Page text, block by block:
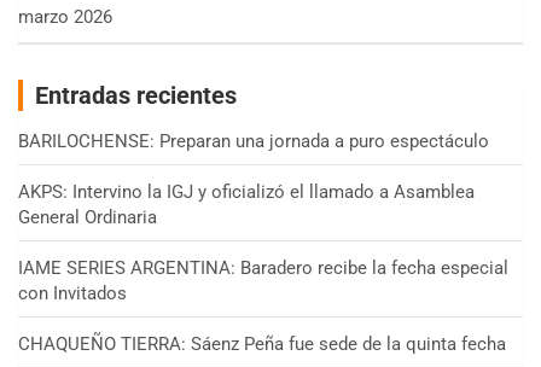
marzo 2026
Entradas recientes
BARILOCHENSE: Preparan una jornada a puro espectáculo
AKPS: Intervino la IGJ y oficializó el llamado a Asamblea
General Ordinaria
IAME SERIES ARGENTINA: Baradero recibe la fecha especial
con Invitados
CHAQUEÑO TIERRA: Sáenz Peña fue sede de la quinta fecha